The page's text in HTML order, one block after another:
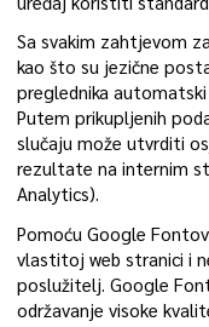
Sa svakim zahtjevom
kao što su jezične
preglednika
Putem prikupljenih
slučaju može utvrditi
rezultate na internim
Analytics).
Pomoću Google
vlastitoj web stranici i
poslužitelj. Google
održavanje visoke